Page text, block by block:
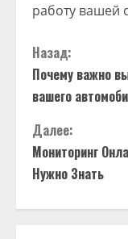
работу вашей
П
р
о
д
о
Назад:
Почему важно
вашего
Далее:
Мониторинг
Нужно Знать